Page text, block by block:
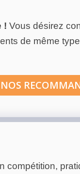
! Vous désirez
de même
compétition,